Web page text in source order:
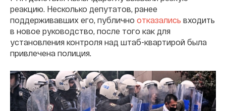
реакцию. Несколько депутатов, ранее
поддерживавших его, публично отказались входить
в новое руководство, после того как для
установления контроля над штаб-квартирой была
привлечена полиция.